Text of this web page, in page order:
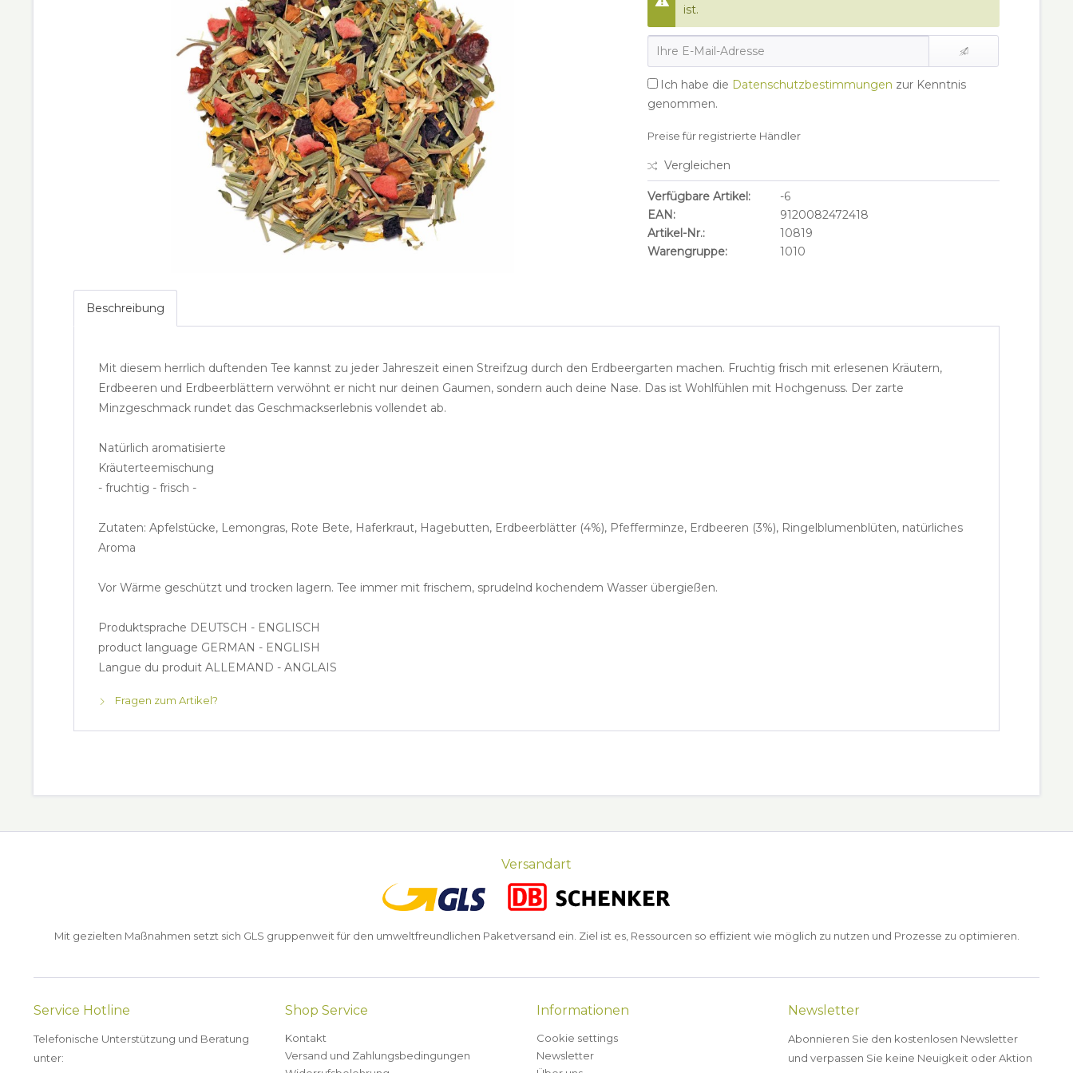
ist.
Ich habe die Datenschutzbestimmungen zur Kenntnis
genommen.
Preise für registrierte Händler
Vergleichen
Verfügbare Artikel:
-6
EAN:
9120082472418
Artikel-Nr.:
10819
Warengruppe:
1010
Beschreibung
Mit diesem herrlich duftenden Tee kannst zu jeder Jahreszeit einen Streifzug durch den Erdbeergarten machen. Fruchtig frisch mit erlesenen Kräutern,
Erdbeeren und Erdbeerblättern verwöhnt er nicht nur deinen Gaumen, sondern auch deine Nase. Das ist Wohlfühlen mit Hochgenuss. Der zarte
Minzgeschmack rundet das Geschmackserlebnis vollendet ab.
Natürlich aromatisierte
Kräuterteemischung
- fruchtig - frisch -
Zutaten: Apfelstücke, Lemongras, Rote Bete, Haferkraut, Hagebutten, Erdbeerblätter (4%), Pfefferminze, Erdbeeren (3%), Ringelblumenblüten, natürliches
Aroma
Vor Wärme geschützt und trocken lagern. Tee immer mit frischem, sprudelnd kochendem Wasser übergießen.
Produktsprache DEUTSCH - ENGLISCH
product language GERMAN - ENGLISH
Langue du produit ALLEMAND - ANGLAIS
Fragen zum Artikel?
Versandart
Mit gezielten Maßnahmen setzt sich GLS gruppenweit für den umweltfreundlichen Paketversand ein. Ziel ist es, Ressourcen so effizient wie möglich zu nutzen und Prozesse zu optimieren.
Service Hotline
Telefonische Unterstützung und Beratung
unter:
Shop Service
Kontakt
Versand und Zahlungsbedingungen
Informationen
Cookie settings
Newsletter
Newsletter
Abonnieren Sie den kostenlosen Newsletter
und verpassen Sie keine Neuigkeit oder Aktion